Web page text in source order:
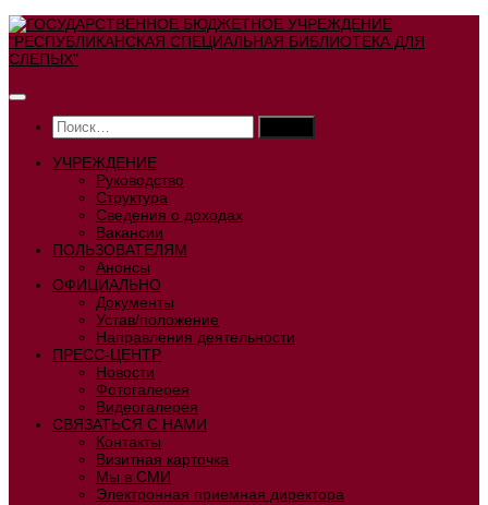
Перейти
к
содержимому
Найти:
УЧРЕЖДЕНИЕ
Руководство
Структура
Сведения о доходах
Вакансии
ПОЛЬЗОВАТЕЛЯМ
Анонсы
ОФИЦИАЛЬНО
Документы
Устав/положение
Направления деятельности
ПРЕСС-ЦЕНТР
Новости
Фотогалерея
Видеогалерея
СВЯЗАТЬСЯ С НАМИ
Контакты
Визитная карточка
Мы в СМИ
Электронная приемная директора